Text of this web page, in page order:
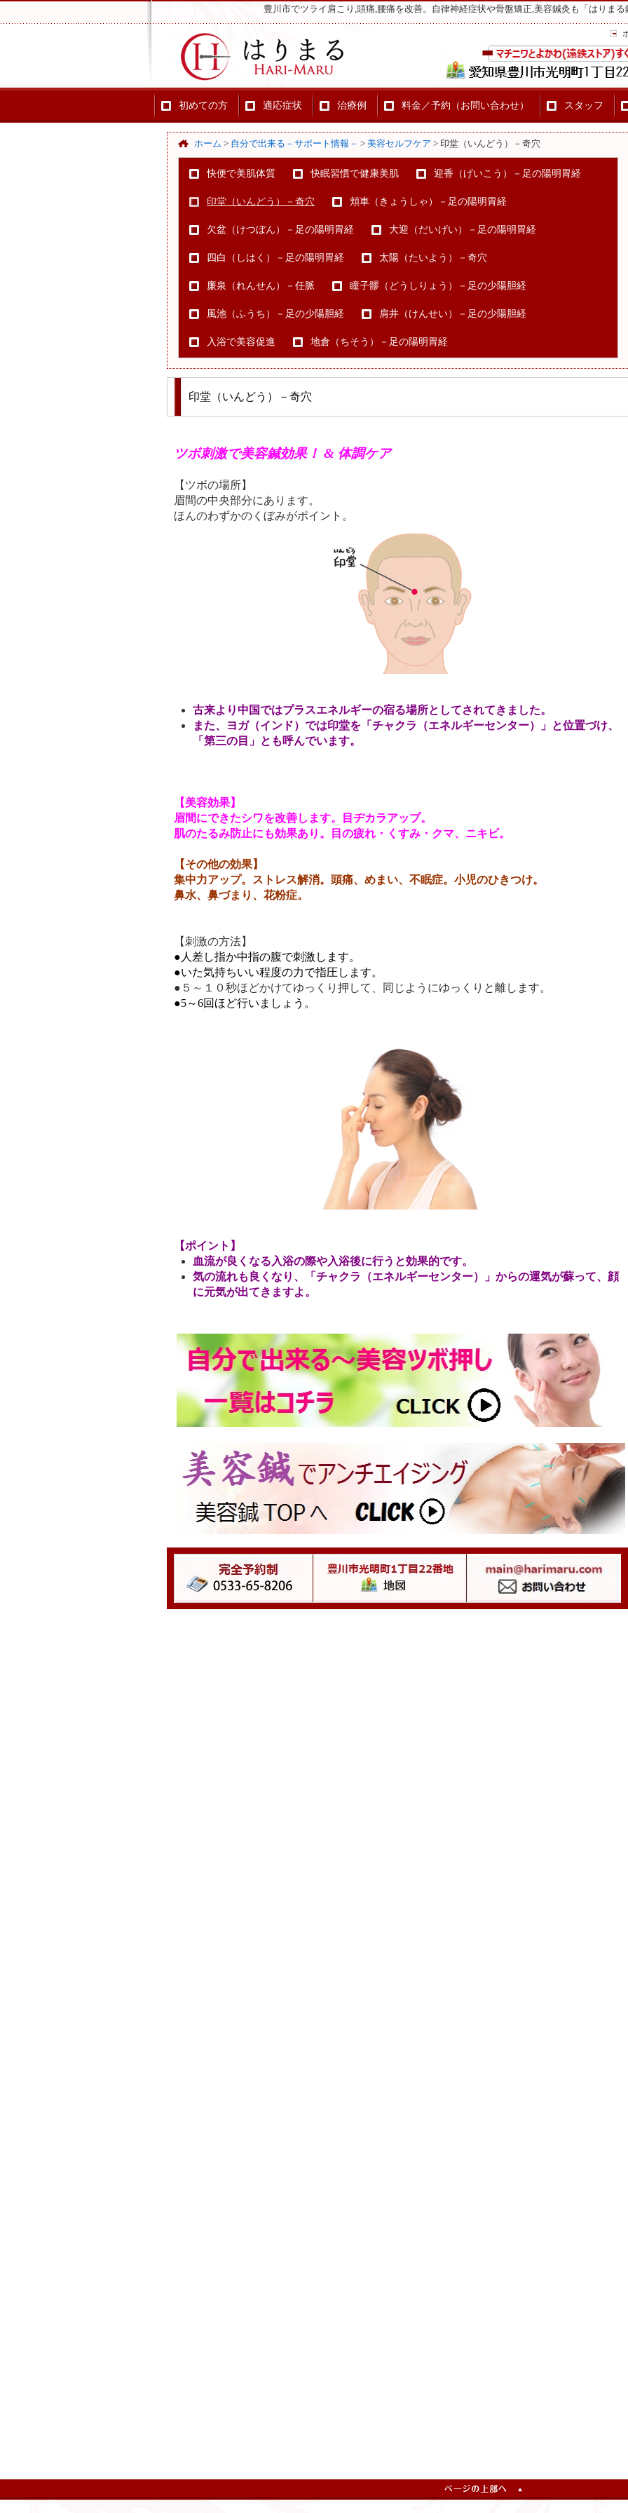
豊川市でツライ肩こり,頭痛,腰痛を改善。自律神経症状や骨盤矯正,美容鍼灸も「はりま
初めての方 適応症状 治療例 料金／予約（お問い合わせ） スタッフ
ホーム > 自分で出来る－サポート情報－ > 美容セルフケア > 印堂（いんどう）－奇穴
快便で美肌体質 快眠習慣で健康美肌 迎香（げいこう）－足の陽明胃経
印堂（いんどう）－奇穴 頬車（きょうしゃ）－足の陽明胃経
欠盆（けつぼん）－足の陽明胃経 大迎（だいげい）－足の陽明胃経
四白（しはく）－足の陽明胃経 太陽（たいよう）－奇穴
廉泉（れんせん）－任脈 瞳子髎（どうしりょう）－足の少陽胆経
風池（ふうち）－足の少陽胆経 肩井（けんせい）－足の少陽胆経
入浴で美容促進 地倉（ちそう）－足の陽明胃経
印堂（いんどう）－奇穴
ツボ刺激で美容鍼効果！ & 体調ケア
【ツボの場所】
眉間の中央部分にあります。
ほんのわずかのくぼみがポイント。
古来より中国ではプラスエネルギーの宿る場所としてされてきました。
また、ヨガ（インド）では印堂を「チャクラ（エネルギーセンター）」と位置づけ、
「第三の目」とも呼んでいます。
【美容効果】
眉間にできたシワを改善します。目ヂカラアップ。
肌のたるみ防止にも効果あり。目の疲れ・くすみ・クマ、ニキビ。
【その他の効果】
集中力アップ。ストレス解消。頭痛、めまい、不眠症。小児のひきつけ。
鼻水、鼻づまり、花粉症。
【刺激の方法】
●人差し指か中指の腹で刺激します。
●いた気持ちいい程度の力で指圧します。
●５～１０秒ほどかけてゆっくり押して、同じようにゆっくりと離します。
●5～6回ほど行いましょう。
【ポイント】
血流が良くなる入浴の際や入浴後に行うと効果的です。
気の流れも良くなり、「チャクラ（エネルギーセンター）」からの運気が蘇って、顔
に元気が出てきますよ。